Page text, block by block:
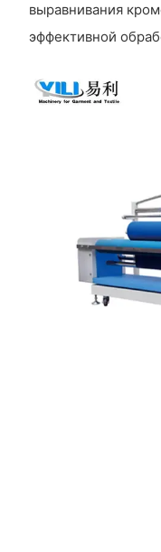
выравнивания
эффективной